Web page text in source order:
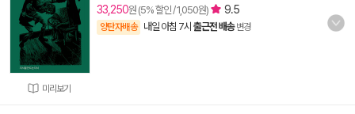
미리보기
33,250원 (5% 할인 / 1,050원) 9.5
양탄자배송 내일 아침 7시 출근전 배송 변경